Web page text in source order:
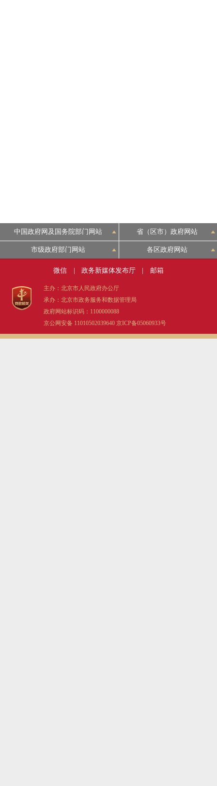
中国政府网及国务院部门网站 省（区市）政府网站
市级政府部门网站 各区政府网站
微信 政务新媒体发布厅 邮箱
主办：北京市人民政府办公厅
承办：北京市政务服务和数据管理局
政府网站标识码：1100000088
京公网安备 11010502039640 京ICP备05060933号